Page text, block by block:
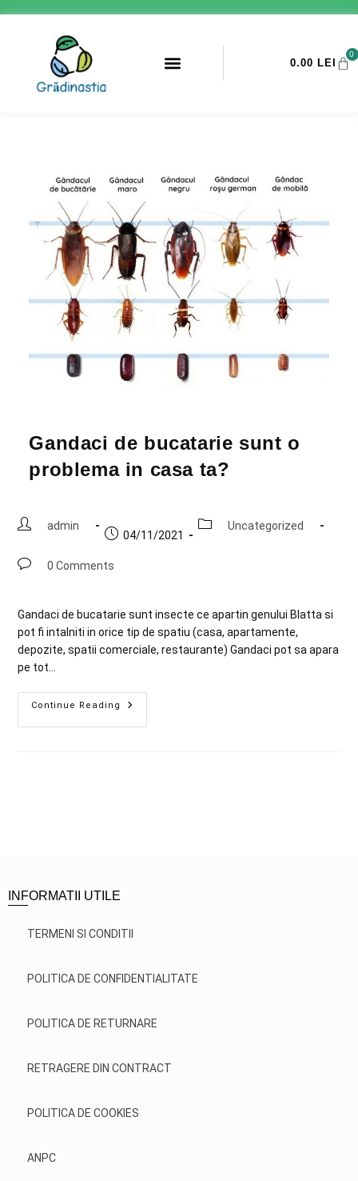
0.00 LEI
0
Gandaci de bucatarie sunt o
problema in casa ta?
admin
04/11/2021
Uncategorized
0 Comments
Gandaci de bucatarie sunt insecte ce apartin genului Blatta si
pot fi intalniti in orice tip de spatiu (casa, apartamente,
depozite, spatii comerciale, restaurante) Gandaci pot sa apara
pe tot…
Continue Reading
INFORMATII UTILE
TERMENI SI CONDITII
POLITICA DE CONFIDENTIALITATE
POLITICA DE RETURNARE
RETRAGERE DIN CONTRACT
POLITICA DE COOKIES
ANPC